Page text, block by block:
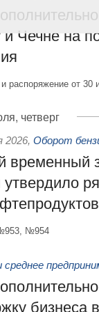
и Чечне на
распоряжение от
четверг
2026, Оборот
временный
№954
среднее
бизнеса